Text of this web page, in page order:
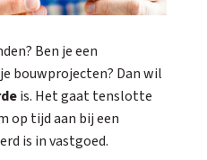
Ben je een
bouwprojecten? Dan wil
is. Het gaat tenslotte
op tijd aan bij een
is in vastgoed.